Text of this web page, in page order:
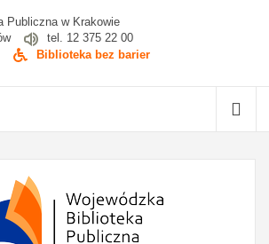
Publiczna w Krakowie
tel. 12 375 22 00
Biblioteka bez barier